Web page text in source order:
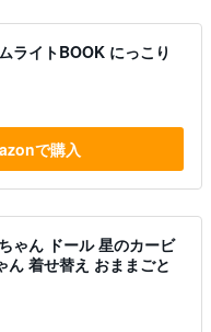
ライトBOOK にっこり
で購入
ゃん ドール 星のカービ
ん 着せ替え おままごと